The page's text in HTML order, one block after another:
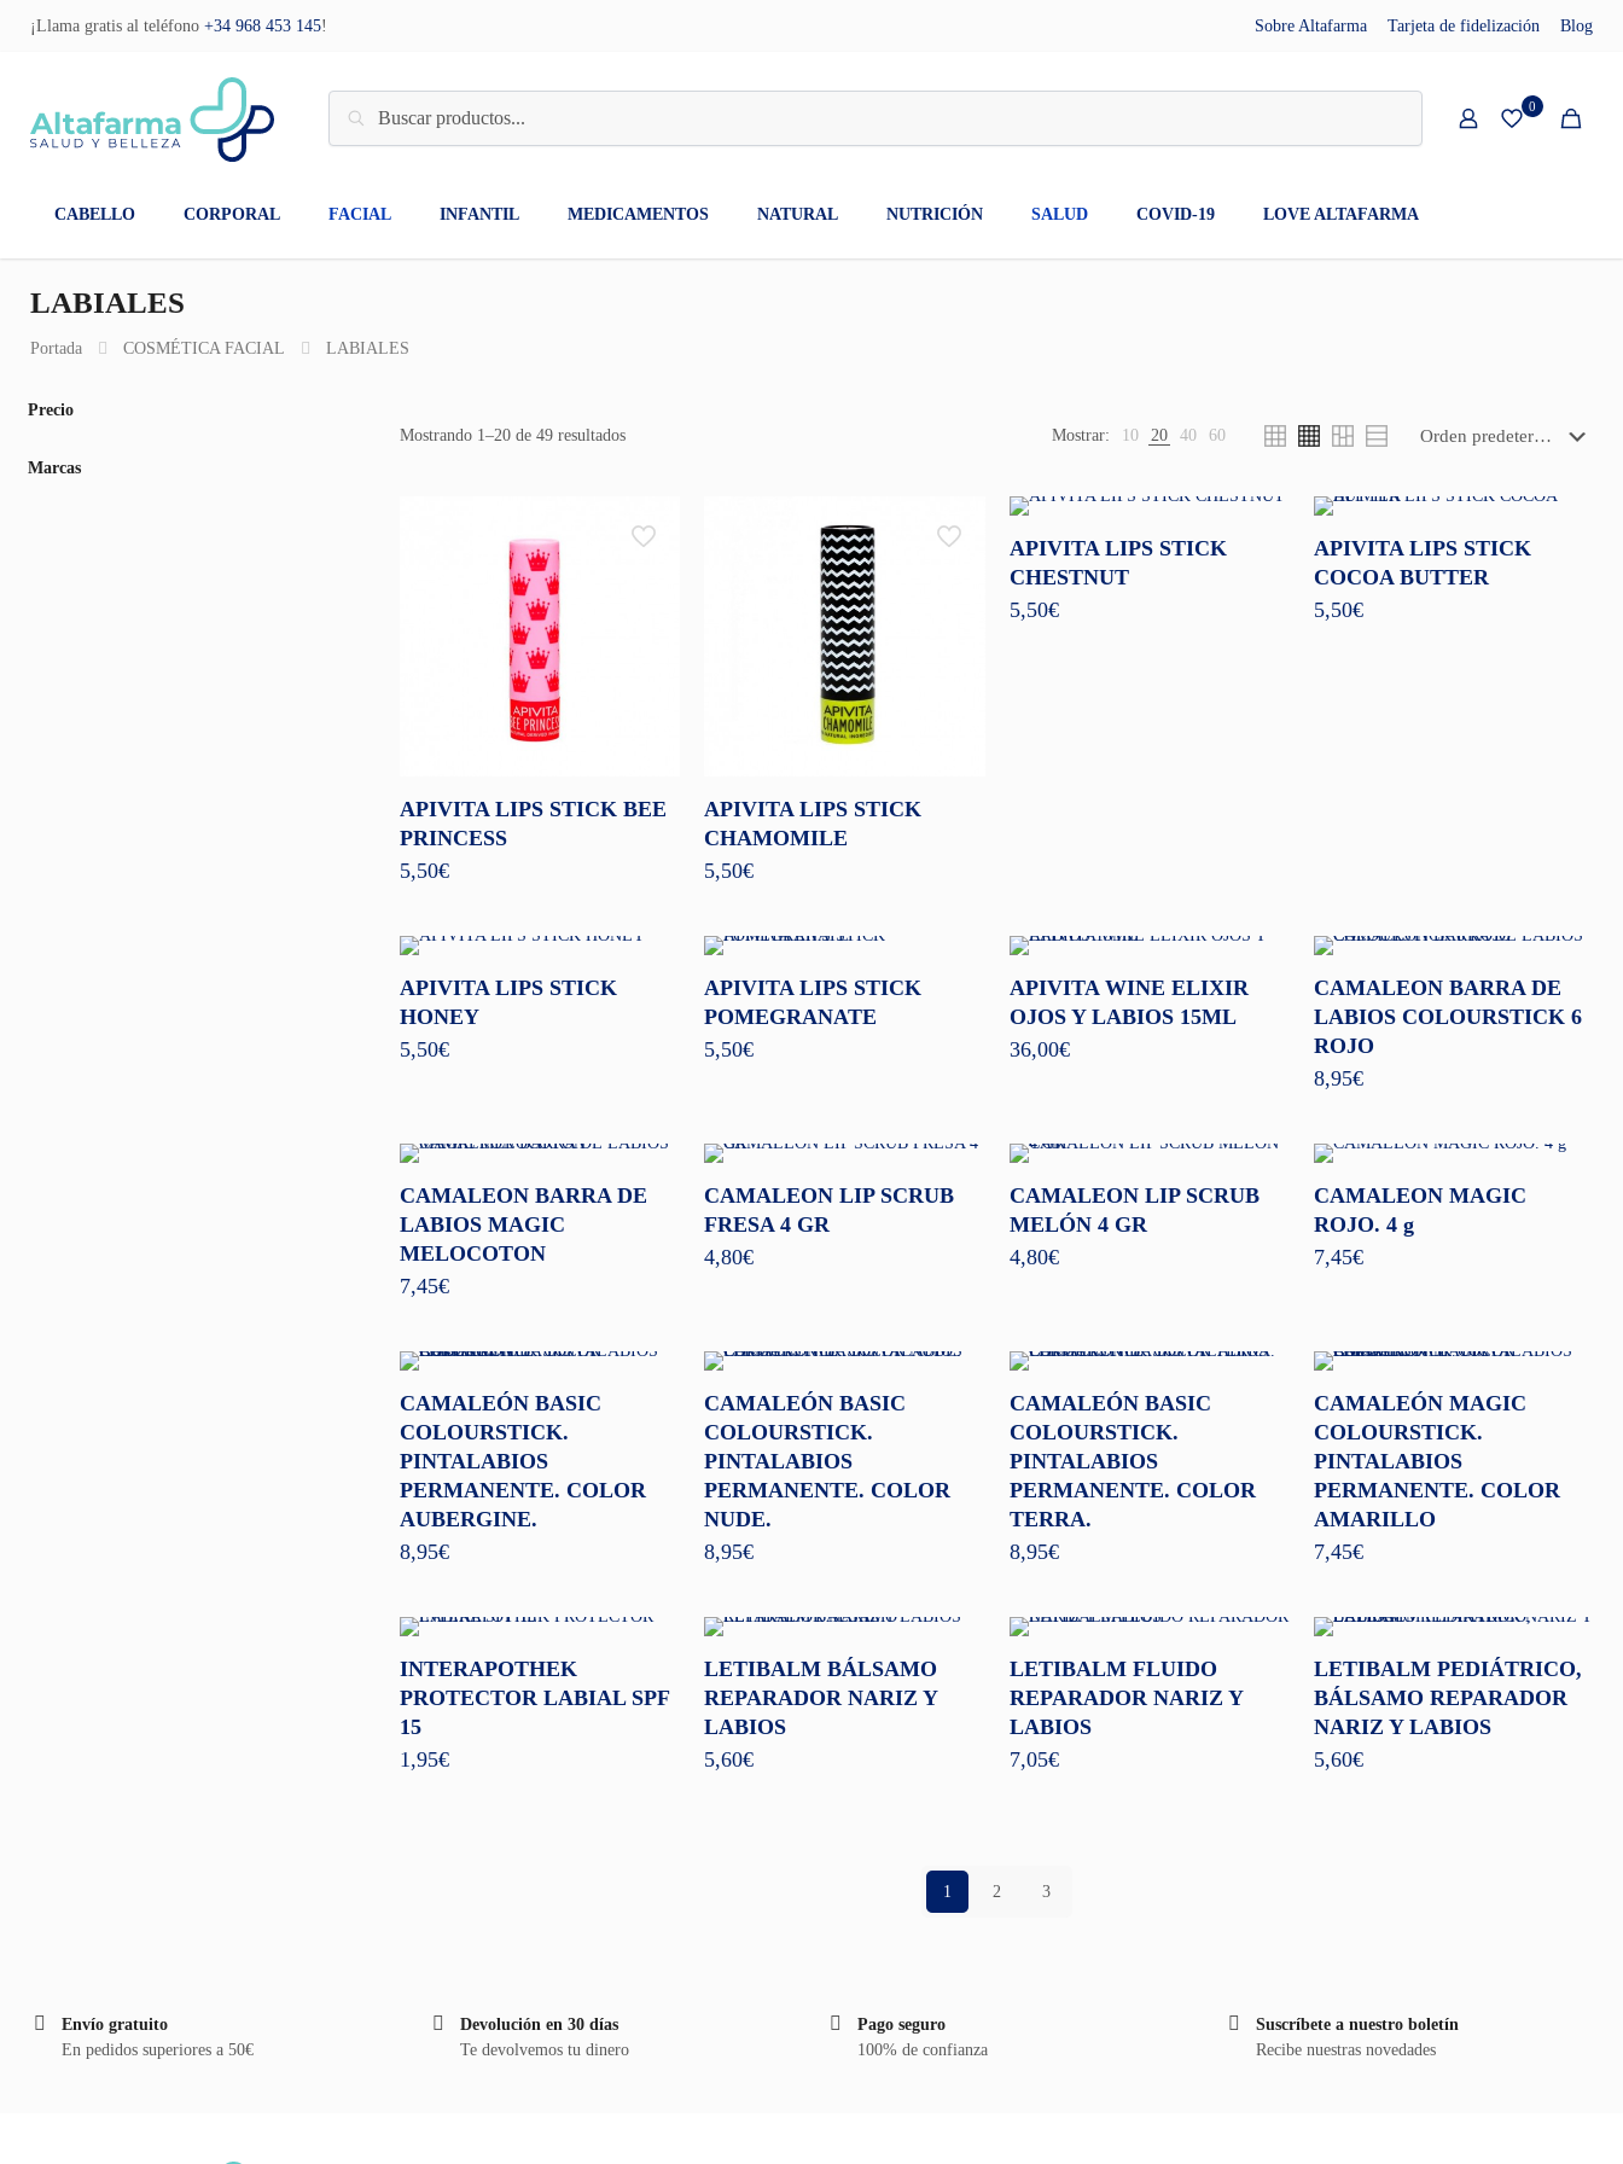
¡Llama gratis al teléfono +34 968 453 145! Sobre Altafarma Tarjeta de fidelización Blog
0
CABELLO CORPORAL FACIAL INFANTIL MEDICAMENTOS NATURAL NUTRICIÓN SALUD COVID-19 LOVE ALTAFARMA
LABIALES
Portada COSMÉTICA FACIAL LABIALES
Mostrando 1–20 de 49 resultados Mostrar: 10 20 40 60
APIVITA LIPS STICK BEE
PRINCESS
5,50€
APIVITA LIPS STICK
CHAMOMILE
5,50€
APIVITA LIPS STICK
CHESTNUT
5,50€
APIVITA LIPS STICK
COCOA BUTTER
5,50€
APIVITA LIPS STICK
HONEY
5,50€
APIVITA LIPS STICK
POMEGRANATE
5,50€
APIVITA WINE ELIXIR
OJOS Y LABIOS 15ML
36,00€
CAMALEON BARRA DE
LABIOS COLOURSTICK 6
ROJO
8,95€
CAMALEON BARRA DE
LABIOS MAGIC
MELOCOTON
7,45€
CAMALEON LIP SCRUB
FRESA 4 GR
4,80€
CAMALEON LIP SCRUB
MELÓN 4 GR
4,80€
CAMALEON MAGIC
ROJO. 4 g
7,45€
CAMALEÓN BASIC
COLOURSTICK.
PINTALABIOS
PERMANENTE. COLOR
AUBERGINE.
8,95€
CAMALEÓN BASIC
COLOURSTICK.
PINTALABIOS
PERMANENTE. COLOR
NUDE.
8,95€
CAMALEÓN BASIC
COLOURSTICK.
PINTALABIOS
PERMANENTE. COLOR
TERRA.
8,95€
CAMALEÓN MAGIC
COLOURSTICK.
PINTALABIOS
PERMANENTE. COLOR
AMARILLO
7,45€
INTERAPOTHEK
PROTECTOR LABIAL SPF
15
1,95€
LETIBALM BÁLSAMO
REPARADOR NARIZ Y
LABIOS
5,60€
LETIBALM FLUIDO
REPARADOR NARIZ Y
LABIOS
7,05€
LETIBALM PEDIÁTRICO,
BÁLSAMO REPARADOR
NARIZ Y LABIOS
5,60€
1 2 3
Precio
Marcas
Envío gratuito
En pedidos superiores a 50€
Devolución en 30 días
Te devolvemos tu dinero
Pago seguro
100% de confianza
Suscríbete a nuestro boletín
Recibe nuestras novedades